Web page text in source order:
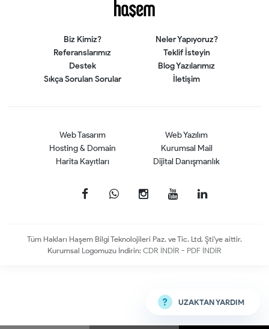
UZAKTAN YARDIM
Biz Kimiz?
Neler Yapıyoruz?
Referanslarımız
Teklif İsteyin
Destek
Blog Yazılarımız
Sıkça Sorulan Sorular
İletişim
Web Tasarım
Web Yazılım
Hosting & Domain
Kurumsal Mail
Harita Kayıtları
Dijital Danışmanlık
Tüm Hakları Haşem Bilgi Teknolojileri Paz. ve Tic. Ltd. Şti'ye aittir.
Kurumsal Logomuzu İndirin: CDR İNDİR - PDF İNDİR